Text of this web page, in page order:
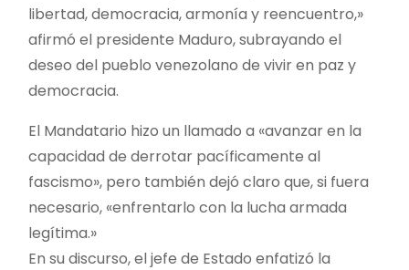
libertad, democracia, armonía y reencuentro,»
afirmó el presidente Maduro, subrayando el
deseo del pueblo venezolano de vivir en paz y
democracia.
El Mandatario hizo un llamado a «avanzar en la
capacidad de derrotar pacíficamente al
fascismo», pero también dejó claro que, si fuera
necesario, «enfrentarlo con la lucha armada
legítima.»
En su discurso, el jefe de Estado enfatizó la